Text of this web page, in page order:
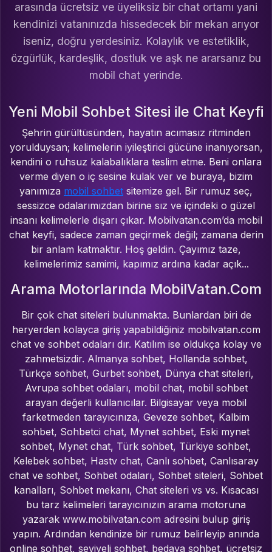
arasında ücretsiz ve üyeliksiz bir chat ortamı yani
kendinizi vatanınızda hissedecek bir mekan arıyor
iseniz, doğru yerdesiniz. Kolaylık ve estetiklik,
özgürlük, kardeşlik, dostluk ve aşk ne ararsanız bu
mobil chat yerinde.
Yeni Mobil Sohbet Sitesi ile Chat Keyfi
Şehrin gürültüsünden, hayatın acımasız ritminden
yorulduysan; kelimelerin iyileştirici gücüne inanıyorsan,
kendini o ruhsuz kalabalıklara teslim etme. Beni onlara
verme diyen o iç sesine kulak ver ve buraya, bizim
yanımıza mobil sohbet sitemize gel. Bir rumuz seç,
sessizce odalarımızdan birine sız ve içindeki o güzel
insanı kelimelerle dışarı çıkar. Mobilvatan.com’da mobil
chat keyfi, sadece zaman geçirmek değil; zamana derin
bir anlam katmaktır. Hoş geldin. Çayımız taze,
kelimelerimiz samimi, kapımız ardına kadar açık...
Arama Motorlarında MobilVatan.Com
Bir çok chat siteleri bulunmakta. Bunlardan biri de
heryerden kolayca giriş yapabildiğiniz mobilvatan.com
chat ve sohbet odaları dır. Katılım ise oldukça kolay ve
zahmetsizdir. Almanya sohbet, Hollanda sohbet,
Türkçe sohbet, Gurbet sohbet, Dünya chat siteleri,
Avrupa sohbet odaları, mobil chat, mobil sohbet
arayan değerli kullanıcılar. Bilgisayar veya mobil
farketmeden tarayıcınıza, Geveze sohbet, Kalbim
sohbet, Sohbetci chat, Mynet sohbet, Eski mynet
sohbet, Mynet chat, Türk sohbet, Türkiye sohbet,
Kelebek sohbet, Hastv chat, Canlı sohbet, Canlısaray
chat ve sohbet, Sohbet odaları, Sohbet siteleri, Sohbet
kanalları, Sohbet mekanı, Chat siteleri vs vs. Kısacası
bu tarz kelimeleri tarayıcınızın arama motoruna
yazarak www.mobilvatan.com adresini bulup giriş
yapın. Ardından kendinize bir rumuz belirleyip anında
online sohbet, seviyeli sohbet, bedava sohbet, ücretsiz